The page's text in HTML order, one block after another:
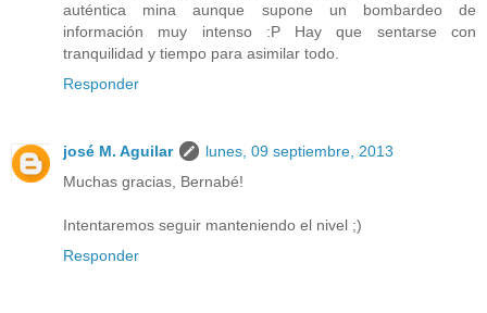
auténtica mina aunque supone un bombardeo de
información muy intenso :P Hay que sentarse con
tranquilidad y tiempo para asimilar todo.
Responder
josé M. Aguilar
lunes, 09 septiembre, 2013
Muchas gracias, Bernabé!
Intentaremos seguir manteniendo el nivel ;)
Responder